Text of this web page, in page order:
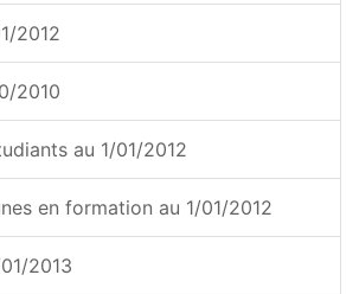
2012
2010
au 1/01/2012
en formation au 1/01/2012
2013